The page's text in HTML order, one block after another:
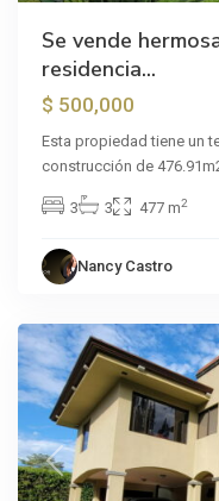
Se vende
residencia...
$ 500,000
Esta propiedad tiene un
construcción de
3 3 477 m2
Nancy Castro
Previous